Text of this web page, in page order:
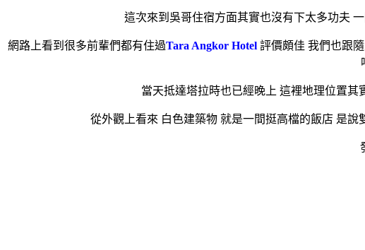
這次來到吳哥住宿方面其實也沒有下太多功夫
網路上看到很多前輩們都有住過Tara Angkor Hotel 評價頗佳 我們也跟
當天抵達塔拉時也已經晚上 這裡地理位置
從外觀上看來 白色建築物 就是一間挺高檔的飯店 是